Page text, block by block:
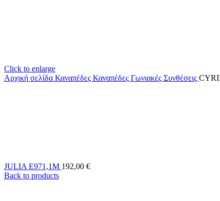
Click to enlarge
Αρχική σελίδα Καναπέδες Καναπέδες Γωνιακές Συνθέσεις
JULIA Ε971,1Μ 192,00 €
Back to products